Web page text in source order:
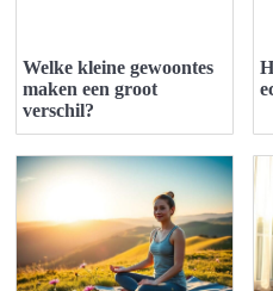
Welke kleine gewoontes
maken een groot
verschil?